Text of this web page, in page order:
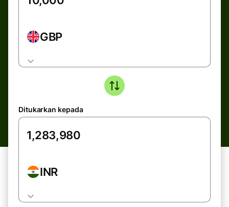
GBP
Ditukarkan kepada
INR